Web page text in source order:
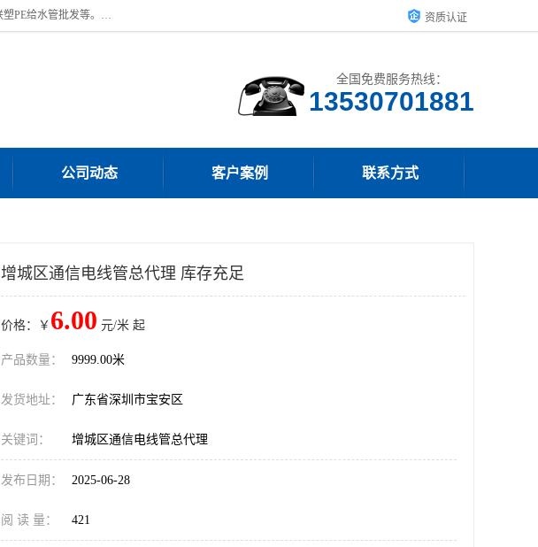
深圳市宝安区沙井街道浩丰胶管商行主营产品：联塑批发、联塑管批发、联塑总代理、联塑总经销、联塑HDPE波纹管批发、联塑PE给水管批发等。凭借服务以及多年的勤奋拼搏，发展成为一家销售各种管材管件，绝缘电工套管及配件等系列产品的贸易公司。公司秉承“顾客至上，锐意进取”的经营理念，坚持“客户至上”原则为广大客户提供的服务。欢迎惠顾！ 资质认证
全国免费服务热线：
公司动态 客户案例 联系方式
增城区通信电线管总代理 库存充足
价格：￥ 6.00 元/米 起
产品数量： 9999.00米
发货地址： 广东省深圳市宝安区
关键词： 增城区通信电线管总代理
发布日期： 2025-06-28
阅 读 量： 421